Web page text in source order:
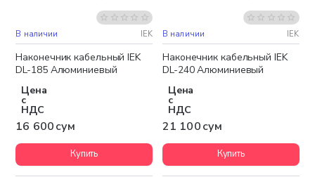
В наличии IEK
Наконечник кабельный IEK
DL-185 Алюминиевый
Цена
с
НДС
16 600 сум
Купить
В наличии IEK
Наконечник кабельный IEK
DL-240 Алюминиевый
Цена
с
НДС
21 100 сум
Купить